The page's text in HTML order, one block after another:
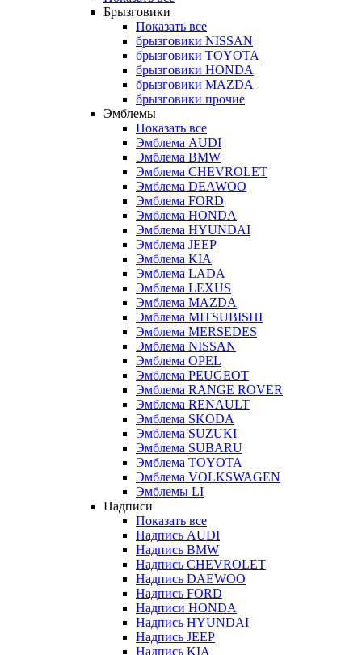
Брызговики
Показать все
брызговики NISSAN
брызговики TOYOTA
брызговики HONDA
брызговики MAZDA
брызговики прочие
Эмблемы
Показать все
Эмблема AUDI
Эмблема BMW
Эмблема CHEVROLET
Эмблема DEAWOO
Эмблема FORD
Эмблема HONDA
Эмблема HYUNDAI
Эмблема JEEP
Эмблема KIA
Эмблема LADA
Эмблема LEXUS
Эмблема MAZDA
Эмблема MITSUBISHI
Эмблема MERSEDES
Эмблема NISSAN
Эмблема OPEL
Эмблема PEUGEOT
Эмблема RANGE ROVER
Эмблема RENAULT
Эмблема SKODA
Эмблема SUZUKI
Эмблема SUBARU
Эмблема TOYOTA
Эмблема VOLKSWAGEN
Эмблемы LI
Надписи
Показать все
Надпись AUDI
Надпись BMW
Надпись CHEVROLET
Надпись DAEWOO
Надпись FORD
Надписи HONDA
Надпись HYUNDAI
Надпись JEEP
Надпись KIA